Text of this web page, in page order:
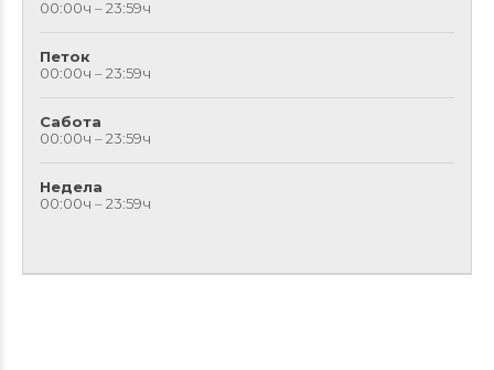
00:00ч – 23:59ч
Петок
00:00ч – 23:59ч
Сабота
00:00ч – 23:59ч
Недела
00:00ч – 23:59ч